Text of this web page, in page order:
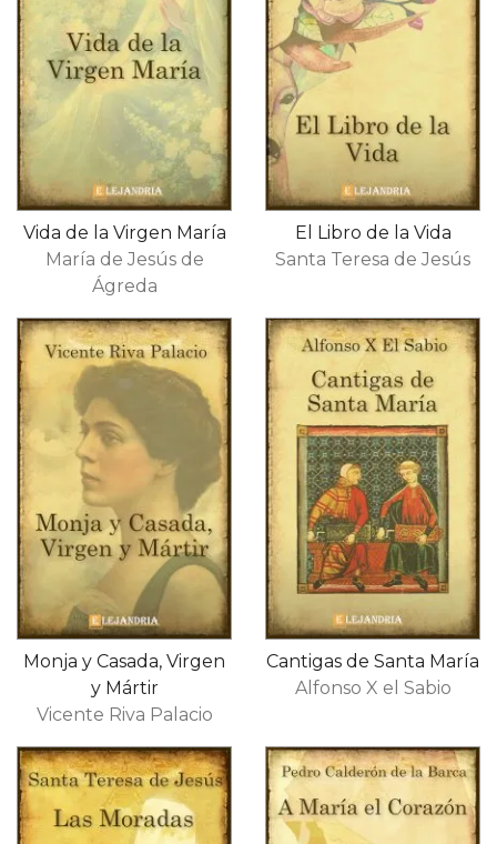
Vida de la Virgen María
María de Jesús de
Ágreda
El Libro de la Vida
Santa Teresa de Jesús
Monja y Casada, Virgen
y Mártir
Vicente Riva Palacio
Cantigas de Santa María
Alfonso X el Sabio